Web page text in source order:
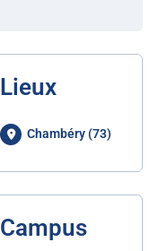
Lieux
Chambéry (73)
Campus